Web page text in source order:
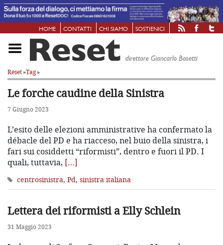
HOME CONTATTI CHI SIAMO SOSTIENICI
Reset»Tag»
Le forche caudine della Sinistra
7 Giugno 2023
L’esito delle elezioni amministrative ha confermato la
débacle del PD e ha riacceso, nel buio della sinistra, i
fari sui cosiddetti “riformisti”, dentro e fuori il PD. I
quali, tuttavia, […]
centrosinistra, Pd, sinistra italiana
Lettera dei riformisti a Elly Schlein
31 Maggio 2023